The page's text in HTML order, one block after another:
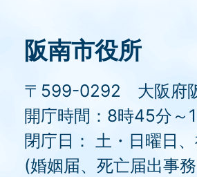
阪南市役所
〒599-0292 大阪府
開庁時間：8時45分～
閉庁日： 土・日曜日
(婚姻届、死亡届出事